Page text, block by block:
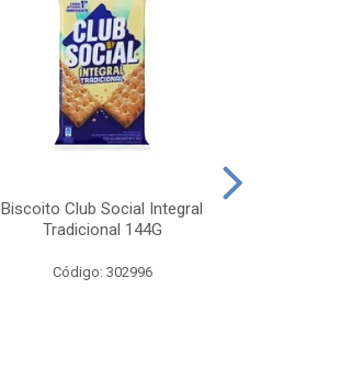
Biscoito Club Social Integral
Tradicional 144G
Código: 302996